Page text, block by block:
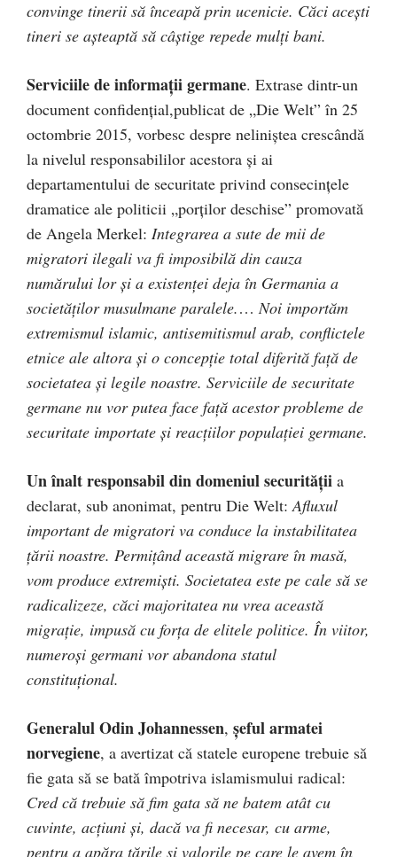
convinge tinerii să înceapă prin ucenicie. Căci aceşti
tineri se aşteaptă să câştige repede mulţi bani.
Serviciile de informaţii germane. Extrase dintr-un
document confidenţial,publicat de „Die Welt” în 25
octombrie 2015, vorbesc despre neliniştea crescândă
la nivelul responsabililor acestora şi ai
departamentului de securitate privind consecinţele
dramatice ale politicii „porţilor deschise” promovată
de Angela Merkel: Integrarea a sute de mii de
migratori ilegali va fi imposibilă din cauza
numărului lor şi a existenţei deja în Germania a
societăţilor musulmane paralele.…Noi importăm
extremismul islamic, antisemitismul arab, conflictele
etnice ale altora şi o concepţie total diferită faţă de
societatea şi legile noastre. Serviciile de securitate
germane nu vor putea face faţă acestor probleme de
securitate importate şi reacţiilor populaţiei germane.
Un înalt responsabil din domeniul securităţii a
declarat, sub anonimat, pentru Die Welt:Afluxul
important de migratori va conduce la instabilitatea
ţării noastre. Permiţând această migrare în masă,
vom produce extremişti. Societatea este pe cale să se
radicalizeze, căci majoritatea nu vrea această
migraţie, impusă cu forţa de elitele politice. În viitor,
numeroşi germani vor abandona statul
constituţional.
Generalul Odin Johannessen, şeful armatei
norvegiene, a avertizat că statele europene trebuie să
fie gata să se bată împotriva islamismului radical:
Cred că trebuie să fim gata să ne batem atât cu
cuvinte, acţiuni şi, dacă va fi necesar, cu arme,
pentru a apăra ţările şi valorile pe care le avem în